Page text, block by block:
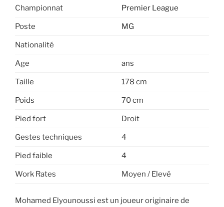
Championnat Premier League
Poste MG
Nationalité
Age ans
Taille 178 cm
Poids 70 cm
Pied fort Droit
Gestes techniques 4
Pied faible 4
Work Rates Moyen / Elevé
Mohamed Elyounoussi est un joueur originaire de